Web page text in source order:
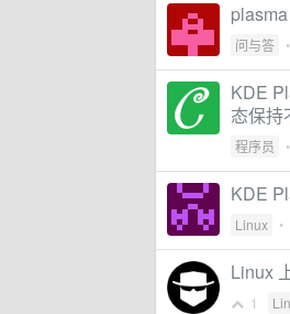
问与答 •
KDE
态保持
程序员 •
KDE
Linux •
Linux
1